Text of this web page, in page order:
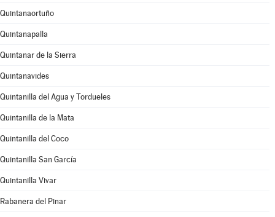
Quintanaortuño
Quintanapalla
Quintanar de la Sierra
Quintanavides
Quintanilla del Agua y Tordueles
Quintanilla de la Mata
Quintanilla del Coco
Quintanilla San García
Quintanilla Vivar
Rabanera del Pinar